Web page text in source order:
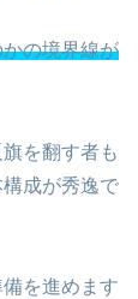
の境界線が
を翻す者も
成が秀逸で
を進めます